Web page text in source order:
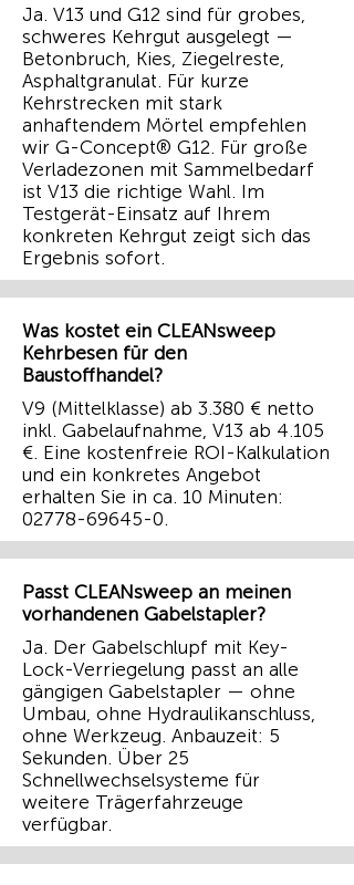
Ja. V13 und G12 sind für grobes,
schweres Kehrgut ausgelegt —
Betonbruch, Kies, Ziegelreste,
Asphaltgranulat. Für kurze
Kehrstrecken mit stark
anhaftendem Mörtel empfehlen
wir G-Concept® G12. Für große
Verladezonen mit Sammelbedarf
ist V13 die richtige Wahl. Im
Testgerät-Einsatz auf Ihrem
konkreten Kehrgut zeigt sich das
Ergebnis sofort.
Was kostet ein CLEANsweep
Kehrbesen für den
Baustoffhandel?
V9 (Mittelklasse) ab 3.380 € netto
inkl. Gabelaufnahme, V13 ab 4.105
€. Eine kostenfreie ROI-Kalkulation
und ein konkretes Angebot
erhalten Sie in ca. 10 Minuten:
02778-69645-0.
Passt CLEANsweep an meinen
vorhandenen Gabelstapler?
Ja. Der Gabelschlupf mit Key-
Lock-Verriegelung passt an alle
gängigen Gabelstapler — ohne
Umbau, ohne Hydraulikanschluss,
ohne Werkzeug. Anbauzeit: 5
Sekunden. Über 25
Schnellwechselsysteme für
weitere Trägerfahrzeuge
verfügbar.